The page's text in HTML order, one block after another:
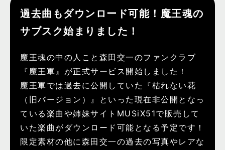
過去曲もダウンロード可能！魔王魂の
サブスク始まりました！
魔王魂の中の人こと森田交一のファンクラブ
『魔王軍』が正式サービス開始しました！
魔王軍では過去に公開していた『枯れない花
（旧バージョン）』といった現在非公開となっ
ている楽曲や姉妹サイトMUSiX51で販売して
いた楽曲がダウンロード可能となる予定です！
限定素材の他に森田交一の過去の写真やレアな